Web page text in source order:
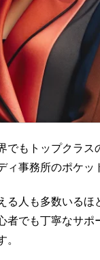
でもトップクラス
ィ事務所のポケッ
る人も多数いるほ
者でも丁寧なサポ
。